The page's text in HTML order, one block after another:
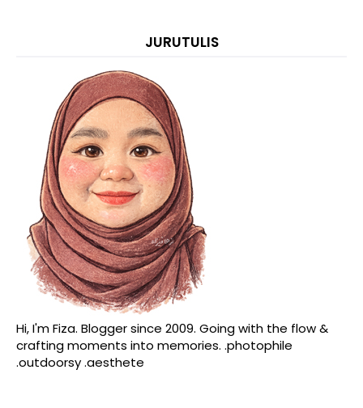
JURUTULIS
Hi, I'm Fiza. Blogger since 2009. Going with the flow &
crafting moments into memories. .photophile
.outdoorsy .aesthete